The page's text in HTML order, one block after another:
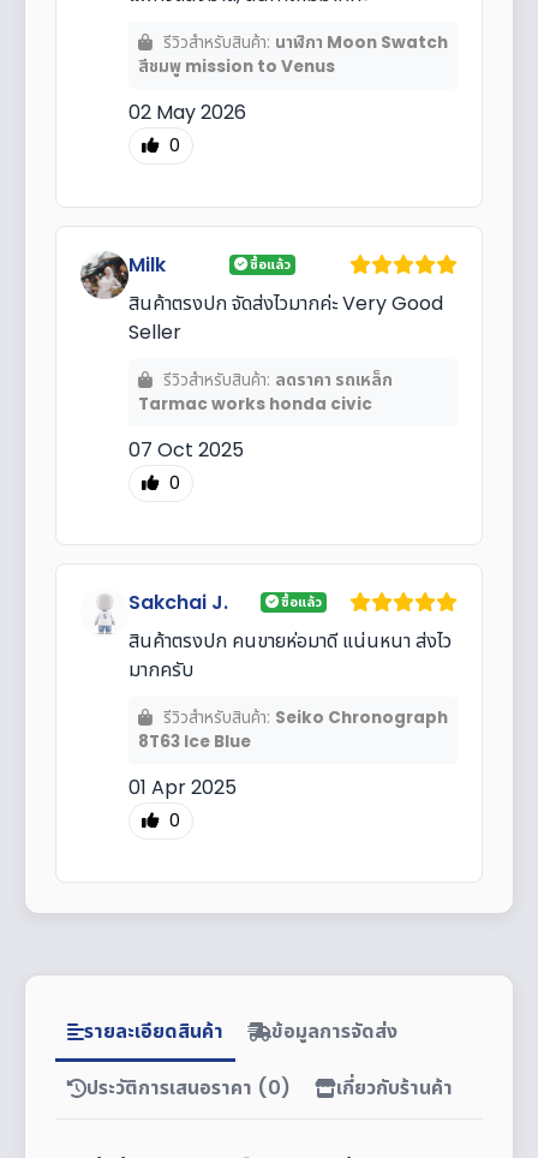
รีวิวสำหรับสินค้า: นาฬิกา Moon Swatch
สีชมพู mission to Venus
02 May 2026
0
Milk ซื้อแล้ว
สินค้าตรงปก จัดส่งไวมากค่ะ Very Good
Seller
รีวิวสำหรับสินค้า: ลดราคา รถเหล็ก
Tarmac works honda civic
07 Oct 2025
0
Sakchai J. ซื้อแล้ว
สินค้าตรงปก คนขายห่อมาดี แน่นหนา ส่งไว
มากครับ
รีวิวสำหรับสินค้า: Seiko Chronograph
8T63 Ice Blue
01 Apr 2025
0
รายละเอียดสินค้า ข้อมูลการจัดส่ง
ประวัติการเสนอราคา (0) เกี่ยวกับร้านค้า